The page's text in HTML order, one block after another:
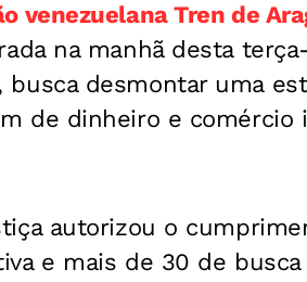
venezuelana Tren de
na manhã desta
busca desmontar uma
de dinheiro e
autorizou o
e mais de 30 de